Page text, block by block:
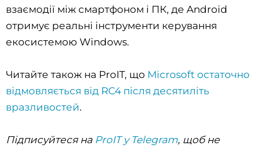
взаємодії між смартфоном і ПК, де Android
отримує реальні інструменти керування
екосистемою Windows.
Читайте також на ProIT, що Microsoft остаточно
відмовляється від RC4 після десятиліть
вразливостей.
Підписуйтеся на ProIT у Telegram, щоб не